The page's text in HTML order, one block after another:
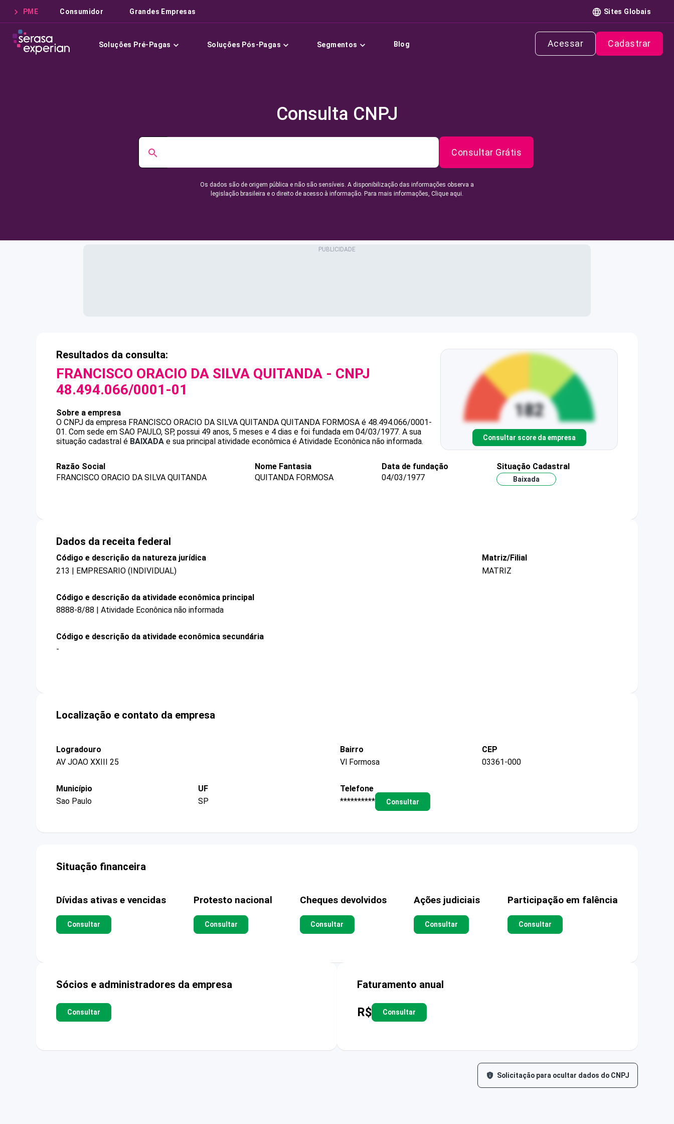
PME Consumidor Grandes Empresas Sites Globais
Soluções Pré-Pagas Soluções Pós-Pagas Segmentos Blog Acessar Cadastrar
Consulta CNPJ
Consultar Grátis
Os dados são de origem pública e não são sensíveis. A disponibilização das informações observa a
legislação brasileira e o direito de acesso à informação. Para mais informações, Clique aqui.
Resultados da consulta:
FRANCISCO ORACIO DA SILVA QUITANDA - CNPJ
48.494.066/0001-01
Sobre a empresa
O CNPJ da empresa FRANCISCO ORACIO DA SILVA QUITANDA QUITANDA FORMOSA é 48.494.066/0001-
01. Com sede em SAO PAULO, SP, possui 49 anos, 5 meses e 4 dias e foi fundada em 04/03/1977. A sua
situação cadastral é BAIXADA e sua principal atividade econômica é Atividade Econônica não informada. Consultar score da empresa
Razão Social
FRANCISCO ORACIO DA SILVA QUITANDA
Nome Fantasia
QUITANDA FORMOSA
Data de fundação
04/03/1977
Situação Cadastral
Baixada
Dados da receita federal
Código e descrição da natureza jurídica
213 | EMPRESARIO (INDIVIDUAL)
Matriz/Filial
MATRIZ
Código e descrição da atividade econômica principal
8888-8/88 | Atividade Econônica não informada
Código e descrição da atividade econômica secundária
-
Localização e contato da empresa
Logradouro
AV JOAO XXIII 25
Bairro
Vl Formosa
CEP
03361-000
Município
Sao Paulo
UF
SP
Telefone
**********
Consultar
Situação financeira
Dívidas ativas e vencidas
Consultar
Protesto nacional
Consultar
Cheques devolvidos
Consultar
Ações judiciais
Consultar
Participação em falência
Consultar
Sócios e administradores da empresa
Consultar
Faturamento anual
R$ Consultar
Solicitação para ocultar dados do CNPJ